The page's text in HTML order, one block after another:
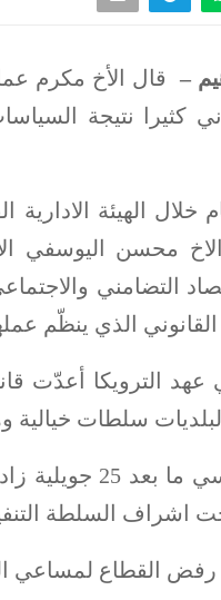
– قال الأخ مكرم
كثيرا نتيجة
برئاسة الاخ محسن
التضامني
القانوني الذي ينظّم
الترويكا أعدّت
سلطات خيالية
وقال إنّ الوضع
اشراف السلطة
رفض القطاع لمساعي